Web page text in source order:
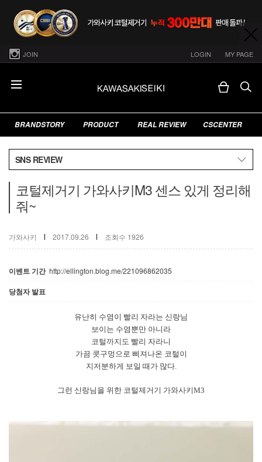
JOIN LOGIN MY PAGE
BRANDSTORY PRODUCT REAL REVIEW CSCENTER
SNS REVIEW
코털제거기 가와사키M3 센스 있게 정리해
줘~
가와사키 2017.09.26 조회수 1926
이벤트 기간 http://ellington.blog.me/221096862035
당첨자 발표
유난히 수염이 빨리 자라는 신랑님
보이는 수염뿐만 아니라
코털까지도 빨리 자라니
가끔 콧구멍으로 삐져나온 코털이
지저분하게 보일 때가 많다.
그런 신랑님을 위한 코털제거기 가와사키M3